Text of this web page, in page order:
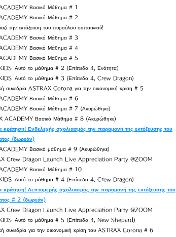
Βασικό Μάθημα # 1
Βασικό Μάθημα # 2
την εκτόξευση του πυραύλου σαπουνιού!
Βασικό Μάθημα # 3
Βασικό Μάθημα # 4
Βασικό Μάθημα # 5
Αυτό το μάθημα # 2 (Επίπεδο 4, Ενότητα)
Αυτό το μάθημα # 3 (Επίπεδο 4, Crew Dragon)
συνεδρία ASTRAX Corona για την οικονομική κρίση # 5
Βασικό Μάθημα # 6
Βασικό Μάθημα # 7 (Ακυρώθηκε)
ACADEMY Βασικό Μάθημα # 8 (Ακυρώθηκε)
κράτηση! Ενδελεχής σχολιασμός την παραμονή της εκτόξευσης του
(δωρεάν)
Βασικό μάθημα # 9 (Ακυρώθηκε)
Crew Dragon Launch Live Appreciation Party @ZOOM
Βασικό Μάθημα # 10
Αυτό το μάθημα # 4 (Επίπεδο 4, Crew Dragon)
κράτηση! Λεπτομερής σχολιασμός την παραμονή της εκτόξευσης του
# 2 (δωρεάν)
Crew Dragon Launch Live Appreciation Party @ZOOM
Αυτό το μάθημα # 5 (Επίπεδο 4, New Shepard)
συνεδρία για την οικονομική κρίση του ASTRAX Corona # 6